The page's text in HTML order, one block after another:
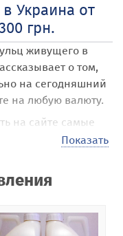
Украина от
грн.
живущего в
о том,
на сегодняшний
на любую валюту.
на сайте самые
Вертимек
может быть в
Показать